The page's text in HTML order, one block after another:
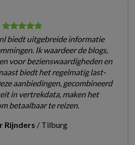
biedt uitgebreide informatie
Ik waardeer de blogs,
voor bezienswaardigheden en
biedt het regelmatig last-
aanbiedingen, gecombineerd
in vertrekdata, maken het
betaalbaar te reizen.
Rijnders / Tilburg